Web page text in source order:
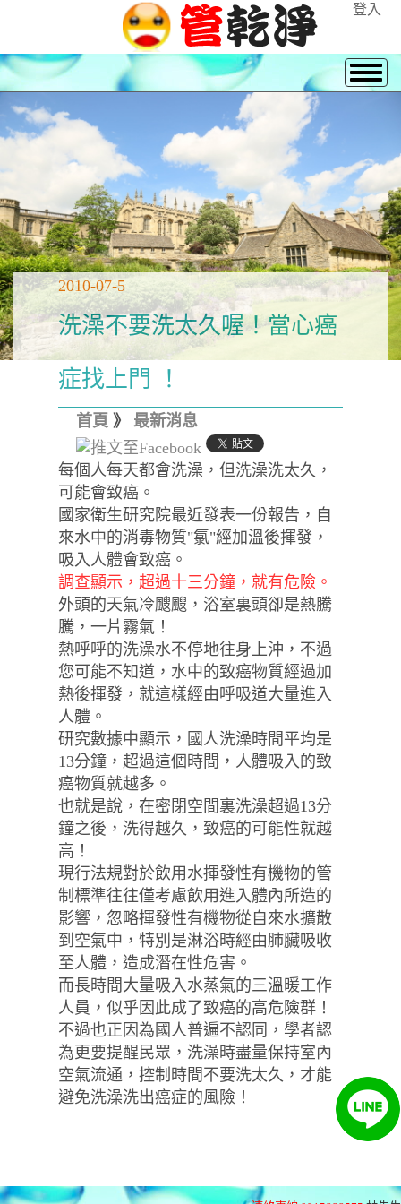
登入
2010-07-5
洗澡不要洗太久喔！當心癌
症找上門 ！
首頁 》 最新消息
每個人每天都會洗澡，但洗澡洗太久，
可能會致癌。
國家衛生研究院最近發表一份報告，自
來水中的消毒物質"氯"經加溫後揮發，
吸入人體會致癌。
調查顯示，超過十三分鐘，就有危險。
外頭的天氣冷颼颼，浴室裏頭卻是熱騰
騰，一片霧氣！
熱呼呼的洗澡水不停地往身上沖，不過
您可能不知道，水中的致癌物質經過加
熱後揮發，就這樣經由呼吸道大量進入
人體。
研究數據中顯示，國人洗澡時間平均是
13分鐘，超過這個時間，人體吸入的致
癌物質就越多。
也就是說，在密閉空間裏洗澡超過13分
鐘之後，洗得越久，致癌的可能性就越
高！
現行法規對於飲用水揮發性有機物的管
制標準往往僅考慮飲用進入體內所造的
影響，忽略揮發性有機物從自來水擴散
到空氣中，特別是淋浴時經由肺臟吸收
至人體，造成潛在性危害。
而長時間大量吸入水蒸氣的三溫暖工作
人員，似乎因此成了致癌的高危險群！
不過也正因為國人普遍不認同，學者認
為更要提醒民眾，洗澡時盡量保持室內
空氣流通，控制時間不要洗太久，才能
避免洗澡洗出癌症的風險！